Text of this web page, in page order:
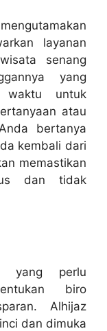
layanan
senang
yang
waktu untuk
atau
bertanya
kembali dari
memastikan
dan tidak
yang perlu
biro
Alhijaz
dan dimuka